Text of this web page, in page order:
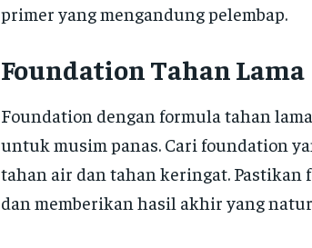
primer yang mengandung pelembap.
Foundation Tahan Lama
Foundation dengan formula tahan
untuk musim panas. Cari foundation
tahan air dan tahan keringat.
dan memberikan hasil akhir yang